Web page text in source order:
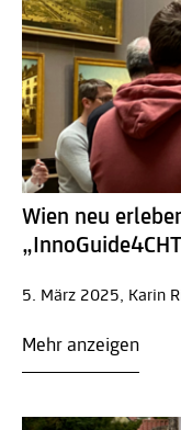
Wien neu
5. März 2025, Karin
Mehr anzeigen